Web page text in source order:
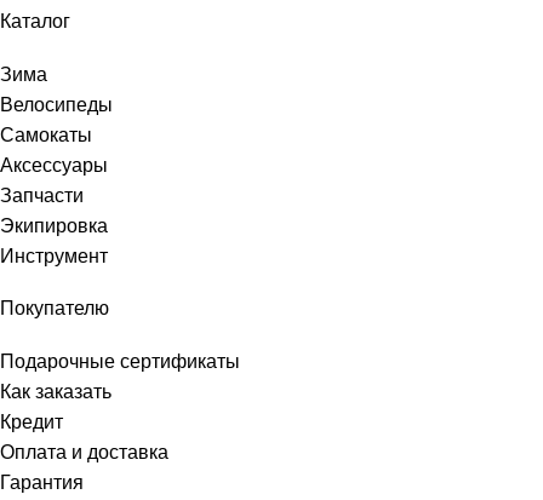
Каталог
Зима
Велосипеды
Самокаты
Аксессуары
Запчасти
Экипировка
Инструмент
Покупателю
Подарочные сертификаты
Как заказать
Кредит
Оплата и доставка
Гарантия